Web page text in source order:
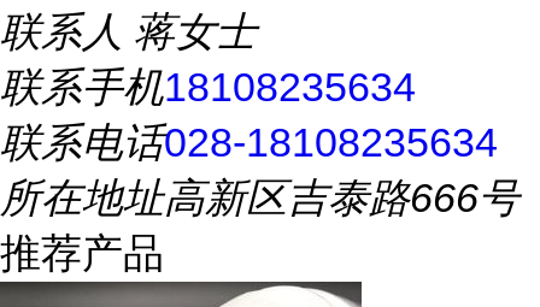
联系人 蒋女士
联系手机18108235634
联系电话028-18108235634
所在地址高新区吉泰路666号
推荐产品